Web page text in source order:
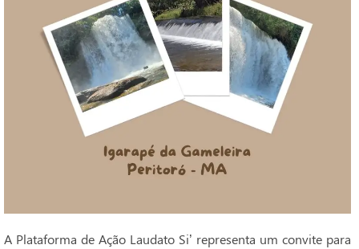
A Plataforma de Ação Laudato Si’ representa um convite para